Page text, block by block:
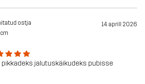
ostja 14. aprill 2026
jalutuskäikudeks pubisse